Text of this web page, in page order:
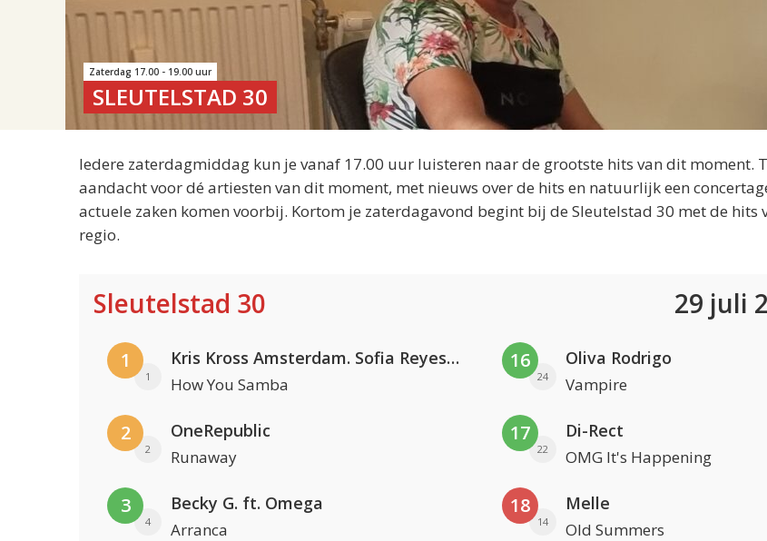
Zaterdag 17.00 - 19.00 uur
SLEUTELSTAD 30
Iedere zaterdagmiddag kun je vanaf 17.00 uur luisteren naar de grootste hits van dit moment.
aandacht voor dé artiesten van dit moment, met nieuws over de hits en natuurlijk een
actuele zaken komen voorbij. Kortom je zaterdagavond begint bij de Sleutelstad 30 met de hits
regio.
Sleutelstad 30 29 juli
1
1
Kris Kross Amsterdam. Sofia Reyes & Tinie Tempah
How You Samba
2
2
OneRepublic
Runaway
3
4
Becky G. ft. Omega
Arranca
16
24
Oliva Rodrigo
Vampire
17
22
Di-Rect
OMG It's Happening
18
14
Melle
Old Summers